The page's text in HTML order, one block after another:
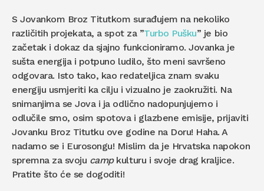
S Jovankom Broz Titutkom surađujem na nekoliko
različitih projekata, a spot za ”Turbo Pušku” je bio
začetak i dokaz da sjajno funkcioniramo. Jovanka je
sušta energija i potpuno ludilo, što meni savršeno
odgovara. Isto tako, kao redateljica znam svaku
energiju usmjeriti ka cilju i vizualno je zaokružiti. Na
snimanjima se Jova i ja odlično nadopunjujemo i
odlučile smo, osim spotova i glazbene emisije, prijaviti
Jovanku Broz Titutku ove godine na Doru! Haha. A
nadamo se i Eurosongu! Mislim da je Hrvatska napokon
spremna za svoju campkulturu i svoje drag kraljice.
Pratite što će se dogoditi!